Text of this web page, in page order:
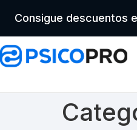
Consigue descuentos